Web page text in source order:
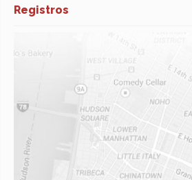
Registros